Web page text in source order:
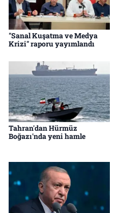
"Sanal Kuşatma ve Medya
Krizi" raporu yayımlandı
Tahran'dan Hürmüz
Boğazı'nda yeni hamle